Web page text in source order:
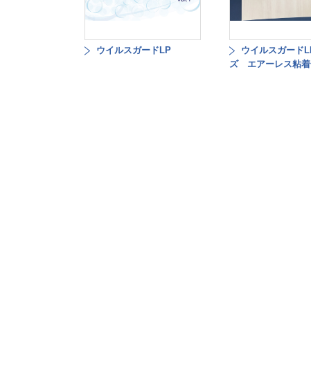
ウイルスガードLP
ウイルスガー
ズ エアーレス粘着